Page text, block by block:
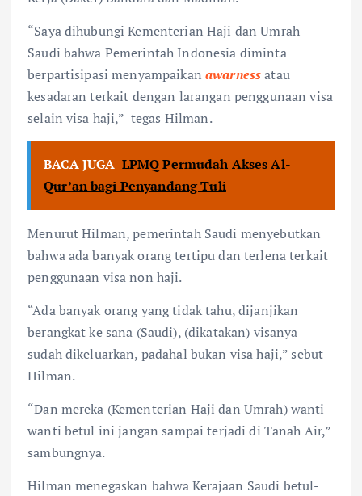
“Saya dihubungi Kementerian Haji dan Umrah
Saudi bahwa Pemerintah Indonesia diminta
berpartisipasi menyampaikan awarnessatau
kesadaran terkait dengan larangan penggunaan visa
selain visa haji,” tegas Hilman.
BACA JUGA LPMQ Permudah Akses Al-
Qur’an bagi Penyandang Tuli
Menurut Hilman, pemerintah Saudi menyebutkan
bahwa ada banyak orang tertipu dan terlena terkait
penggunaan visa non haji.
“Ada banyak orang yang tidak tahu, dijanjikan
berangkat ke sana (Saudi), (dikatakan) visanya
sudah dikeluarkan, padahal bukan visa haji,” sebut
Hilman.
“Dan mereka (Kementerian Haji dan Umrah) wanti-
wanti betul ini jangan sampai terjadi di Tanah Air,”
sambungnya.
Hilman menegaskan bahwa Kerajaan Saudi betul-